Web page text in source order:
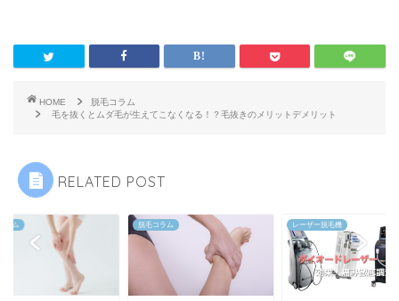
HOME
脱毛コラム
毛を抜くとムダ毛が生えてこなくなる！？毛抜きのメリットデメリット
RELATED POST
脱毛コラム レーザー脱毛機 脱毛コラム